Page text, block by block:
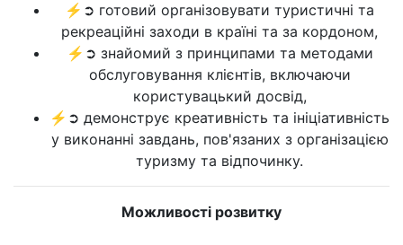
⚡➲ готовий організовувати туристичні та
рекреаційні заходи в країні та за кордоном,
⚡➲ знайомий з принципами та методами
обслуговування клієнтів, включаючи
користувацький досвід,
⚡➲ демонструє креативність та ініціативність
у виконанні завдань, пов'язаних з організацією
туризму та відпочинку.
Можливості розвитку